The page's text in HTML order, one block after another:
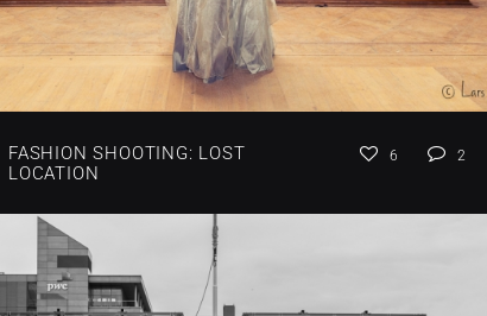
FASHION SHOOTING: LOST
LOCATION
6 2